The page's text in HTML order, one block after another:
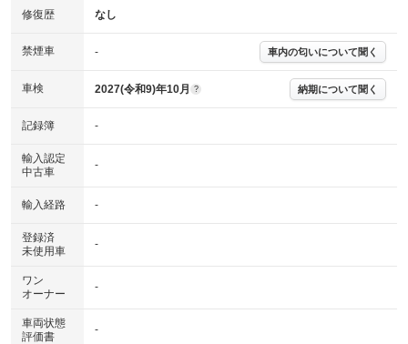
修復歴 なし
禁煙車 - 車内の匂いについて聞く
車検 2027(令和9)年10月 ? 納期について聞く
記録簿 -
輸入認定
中古車
-
輸入経路 -
登録済
未使用車
-
ワン
オーナー
-
車両状態
評価書
-